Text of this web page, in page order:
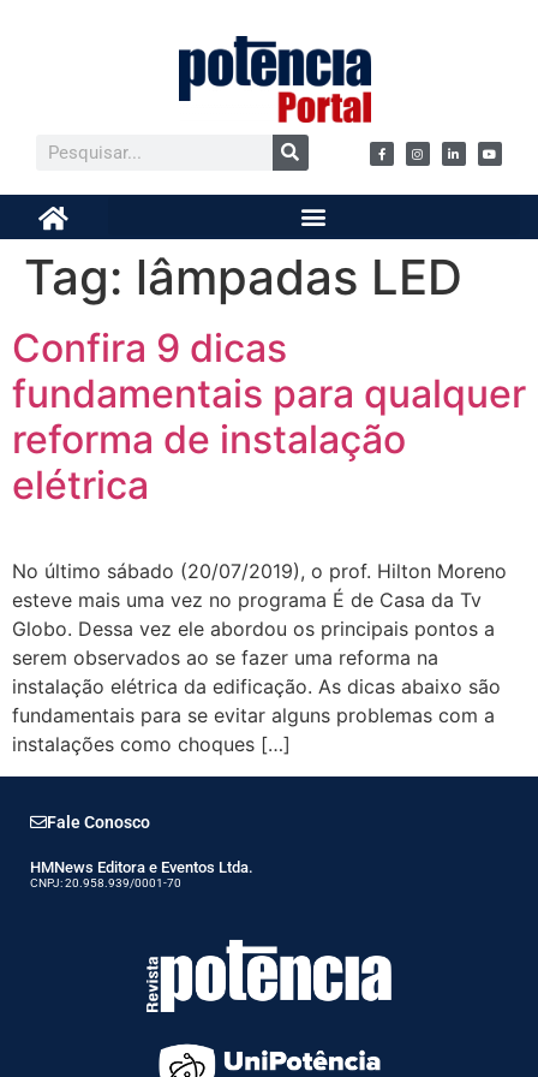
Tag: lâmpadas LED
Confira 9 dicas
fundamentais para qualquer
reforma de instalação
elétrica
No último sábado (20/07/2019), o prof. Hilton Moreno
esteve mais uma vez no programa É de Casa da Tv
Globo. Dessa vez ele abordou os principais pontos a
serem observados ao se fazer uma reforma na
instalação elétrica da edificação. As dicas abaixo são
fundamentais para se evitar alguns problemas com a
instalações como choques […]
Fale Conosco
HMNews Editora e Eventos Ltda.
CNPJ: 20.958.939/0001-70